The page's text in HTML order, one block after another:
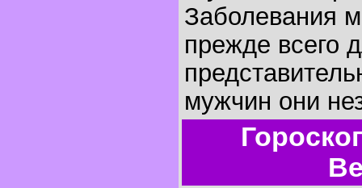
Заболевания
прежде всего
мужчин они